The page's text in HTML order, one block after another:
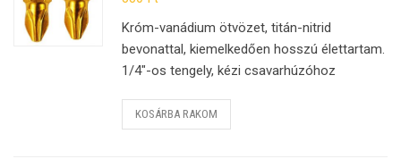
Króm-vanádium ötvözet, titán-nitrid
bevonattal, kiemelkedően hosszú élettartam.
1/4″-os tengely, kézi csavarhúzóhoz
KOSÁRBA RAKOM